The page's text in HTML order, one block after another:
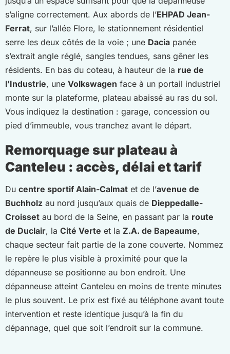
s’aligne correctement. Aux abords de l’EHPAD Jean-
Ferrat, sur l’allée Flore, le stationnement résidentiel
serre les deux côtés de la voie ; une Dacia panée
s’extrait angle réglé, sangles tendues, sans gêner les
résidents. En bas du coteau, à hauteur de la rue de
l’Industrie, une Volkswagen face à un portail industriel
monte sur la plateforme, plateau abaissé au ras du sol.
Vous indiquez la destination : garage, concession ou
pied d’immeuble, vous tranchez avant le départ.
Remorquage sur plateau à
Canteleu : accès, délai et tarif
Du centre sportif Alain-Calmat et de l’avenue de
Buchholz au nord jusqu’aux quais de Dieppedalle-
Croisset au bord de la Seine, en passant par la route
de Duclair, la Cité Verte et la Z.A. de Bapeaume,
chaque secteur fait partie de la zone couverte. Nommez
le repère le plus visible à proximité pour que la
dépanneuse se positionne au bon endroit. Une
dépanneuse atteint Canteleu en moins de trente minutes
le plus souvent. Le prix est fixé au téléphone avant toute
intervention et reste identique jusqu’à la fin du
dépannage, quel que soit l’endroit sur la commune.